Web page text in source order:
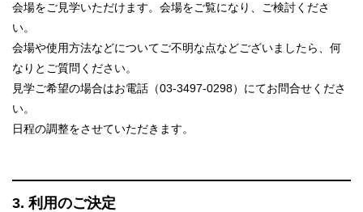
会場をご見学いただけます。会場をご覧になり、ご検討くださ
い。
会場や使用方法などについてご不明な点などございましたら、何
なりとご質問ください。
見学ご希望の場合はお電話（03-3497-0298）にてお問合せくださ
い。
日程の調整をさせていただきます。
3. 利用のご決定